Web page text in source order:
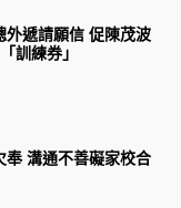
外遞請願信 促陳茂波
訓練券」
奉 溝通不善礙家校合